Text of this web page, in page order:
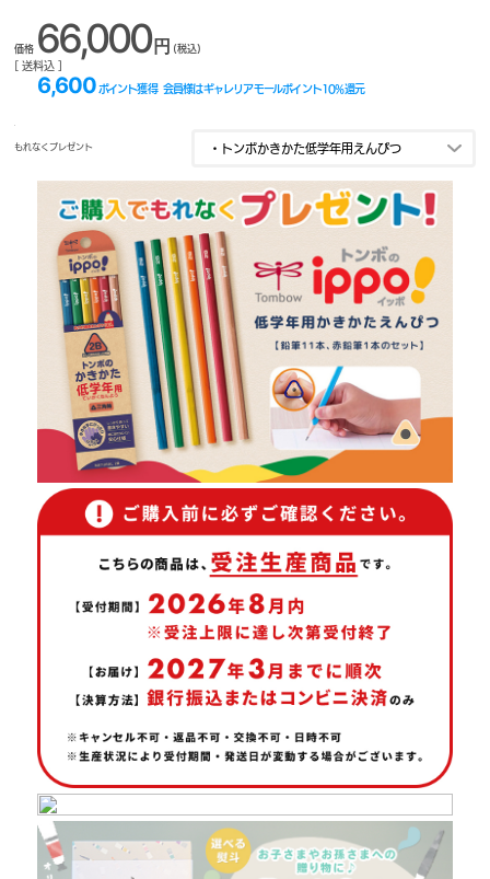
価格 66,000円 (税込)
[ 送料込 ]
6,600 ポイント獲得 会員様はギャレリアモールポイント10%還元
もれなくプレゼント